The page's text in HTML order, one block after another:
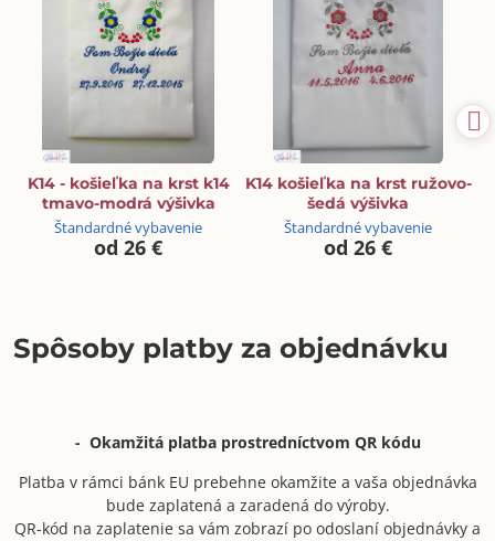
K14 - košieľka na krst k14
tmavo-modrá výšivka
Štandardné vybavenie
od 26 €
K14 košieľka na krst ružovo-
šedá výšivka
Štandardné vybavenie
od 26 €
Spôsoby platby za objednávku
- Okamžitá platba prostredníctvom QR kódu
Platba v rámci bánk EU prebehne okamžite a vaša objednávka
bude zaplatená a zaradená do výroby.
QR-kód na zaplatenie sa vám zobrazí po odoslaní objednávky a